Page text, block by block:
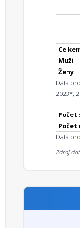
Muži
Ženy
Data
2023*,
Počet
Počet
Data
Zdroj